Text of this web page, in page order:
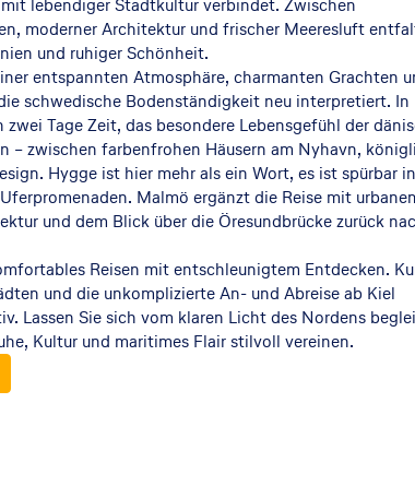
lebendiger Stadtkultur verbindet. Zwischen
moderner Architektur und frischer Meeresluft
und ruhiger Schönheit.
entspannten Atmosphäre, charmanten Grachten
schwedische Bodenständigkeit neu interpretiert. In
Tage Zeit, das besondere Lebensgefühl der
– zwischen farbenfrohen Häusern am Nyhavn,
Hygge ist hier mehr als ein Wort, es ist spürbar in
Malmö ergänzt die Reise mit
und dem Blick über die Öresundbrücke zurück
Reisen mit entschleunigtem Entdecken.
und die unkomplizierte An- und Abreise ab Kiel
Lassen Sie sich vom klaren Licht des Nordens
Kultur und maritimes Flair stilvoll vereinen.